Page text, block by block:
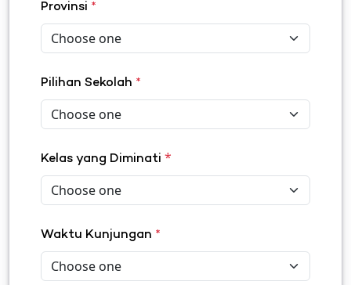
Provinsi *
Pilihan Sekolah *
Kelas yang Diminati *
Waktu Kunjungan *